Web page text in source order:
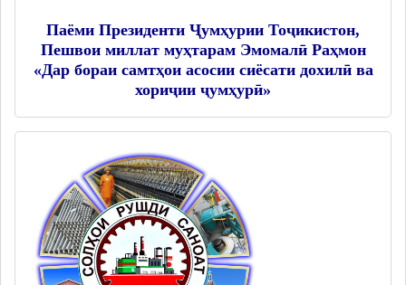
Паёми Президенти Ҷумҳурии Тоҷикистон,
Пешвои миллат муҳтарам Эмомалӣ Раҳмон
«Дар бораи самтҳои асосии сиёсати дохилӣ ва
хориҷии ҷумҳурӣ»